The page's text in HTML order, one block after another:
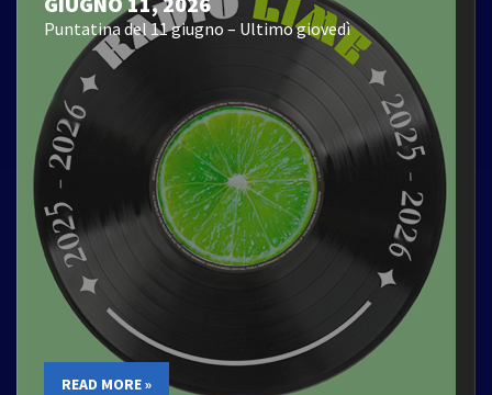
Puntatina del 11 giugno – Ultimo giovedì
READ MORE »